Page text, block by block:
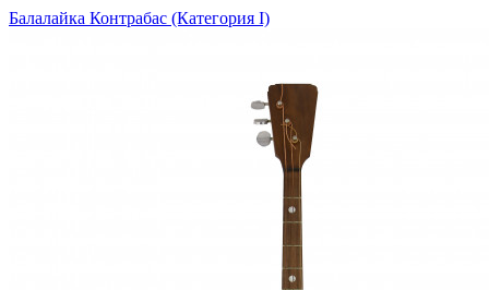
Балалайка Контрабас (Категория I)